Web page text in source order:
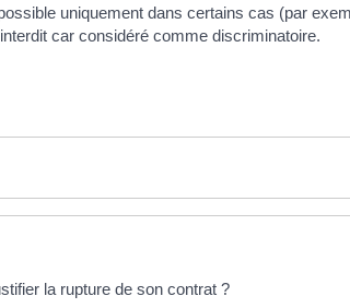
uniquement dans certains cas (par
car considéré comme discriminatoire.
la rupture de son contrat ?